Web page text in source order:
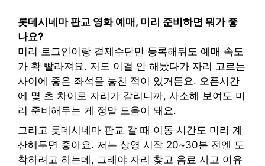
롯데시네마 판교 영화 예매, 미리 준비하면 뭐가 좋
나요?
미리 로그인이랑 결제수단만 등록해둬도 예매 속도
가 확 빨라져요. 저도 이걸 안 해놨다가 자리 고르는
사이에 좋은 좌석을 놓친 적이 있거든요. 오픈시간
에 몇 초 차이로 자리가 갈리니까, 사소해 보여도 미
리 준비해두는 게 정말 도움이 돼요.
그리고 롯데시네마 판교 갈 때 이동 시간도 미리 계
산해두면 좋아요. 저는 상영 시작 20~30분 전엔 도
착하려고 하는데, 그래야 자리 찾고 음료 사고 여유